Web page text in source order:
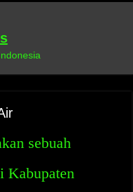
sebuah
Kabupaten